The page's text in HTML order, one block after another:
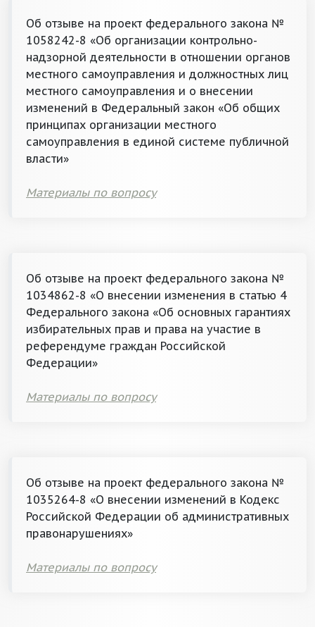
Об отзыве на проект федерального закона №
1058242-8 «Об организации контрольно-
надзорной деятельности в отношении органов
местного самоуправления и должностных лиц
местного самоуправления и о внесении
изменений в Федеральный закон «Об общих
принципах организации местного
самоуправления в единой системе публичной
власти»
Материалы по вопросу
Об отзыве на проект федерального закона №
1034862-8 «О внесении изменения в статью 4
Федерального закона «Об основных гарантиях
избирательных прав и права на участие в
референдуме граждан Российской
Федерации»
Материалы по вопросу
Об отзыве на проект федерального закона №
1035264-8 «О внесении изменений в Кодекс
Российской Федерации об административных
правонарушениях»
Материалы по вопросу